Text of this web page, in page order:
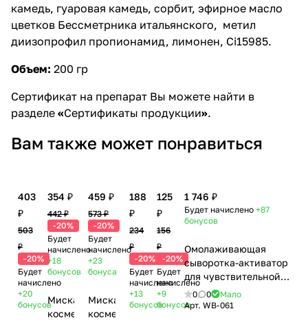
камедь, гуаровая камедь, сорбит, эфирное масло
цветков Бессметрника итальянского, метил
диизопрофил пропионамид, лимонен, Ci15985.
Объем: 200 гр
Сертификат на препарат Вы можете найти в
разделе «Сертификаты продукции».
Вам также может понравиться
403
₽
503
₽
-20%
Будет
начислено
+20
бонусов
354 ₽
442 ₽
-20%
Будет
начислено
+18
бонусов
Миска
косметическая
459 ₽
573 ₽
-20%
Будет
начислено
+23
бонуса
Миска
косметическая
188
₽
234
₽
-20%
Будет
начислено
+13
бонусов
125
₽
156
₽
-20%
Будет
начислено
+9
бонусов
1 746 ₽
Будет начислено +87
бонусов
Омолаживающая
сыворотка-активатор
для чувствительной
кожи / Activator
Serum For Sensitive
0 0
Мало
Арт. WB-061